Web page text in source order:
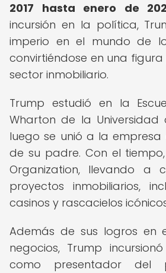
2017 hasta enero de
incursión en la política,
imperio en el mundo de
convirtiéndose en una
sector inmobiliario.
Trump estudió en la
Wharton de la Universidad
luego se unió a la empresa
de su padre. Con el
Organization, llevando a
proyectos inmobiliarios,
casinos y rascacielos
Además de sus logros en
negocios, Trump
como presentador del